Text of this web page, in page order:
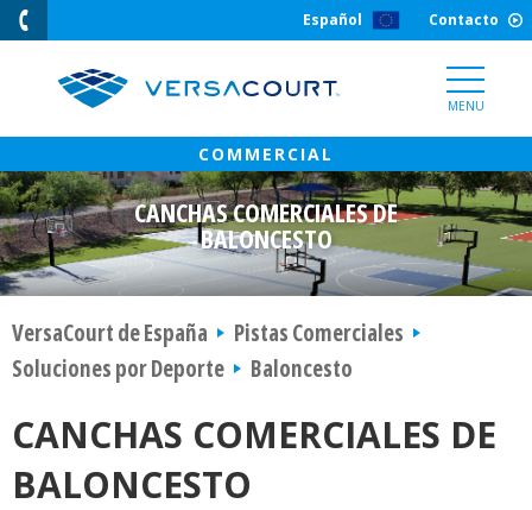
Skip
Content
Español Contacto
MENU
CANCHAS COMERCIALES DE
BALONCESTO
VersaCourt de España
Pistas Comerciales
Soluciones por Deporte
Baloncesto
CANCHAS COMERCIALES DE
BALONCESTO